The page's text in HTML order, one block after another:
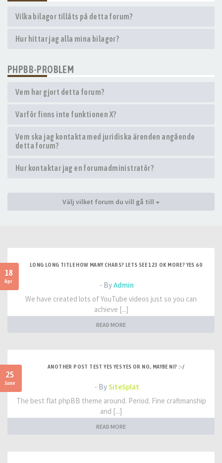
Vilka bilagor tillåts på detta forum?
Hur hittar jag alla mina bilagor?
PHPBB-PROBLEM
Vem har gjort detta forum?
Varför finns inte funktionen X?
Vem ska jag kontakta med juridiska ärenden angående
detta forum?
Hur kontaktar jag en forumadministratör?
Välj vilket forum du vill gå till
18
Apr
LONG LONG TITLE HOW MANY CHARS? LETS SEE 123 OK MORE? YES 60
- ByAdmin
We have created lots of YouTube videos just so you can
achieve [...]
READ MORE
25
June
ANOTHER POST TEST YES YES YES OR NO, MAYBE NI? :-/
- BySiteSplat
The best flat phpBB theme around. Period. Fine craftmanship
and [...]
READ MORE